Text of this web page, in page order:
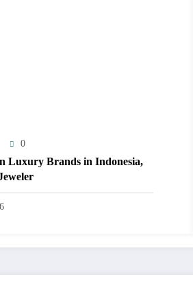
0
Luxury Brands in Indonesia,